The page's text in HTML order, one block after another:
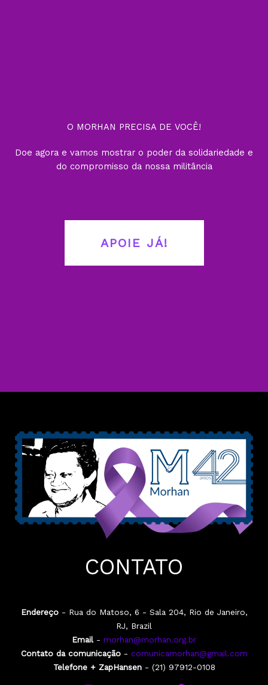
O MORHAN PRECISA DE VOCÊ!
Doe agora e vamos mostrar o poder da solidariedade e
do compromisso da nossa militância
APOIE JÁ!
CONTATO
Endereço- Rua do Matoso, 6 - Sala 204, Rio de Janeiro,
RJ, Brazil
Email- morhan@morhan.org.br
Contato da comunicação- comunicamorhan@gmail.com
Telefone + ZapHansen- (21) 97912-0108